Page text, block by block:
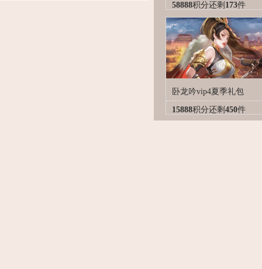
58888积分还剩 173件
卧龙吟vip4夏季礼包
15888积分还剩 450件